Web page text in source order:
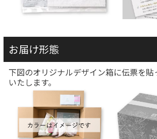
お届け形態
下図のオリジナルデザイン箱に伝票を貼
いたします。